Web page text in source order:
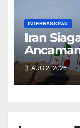
INTERNASIONAL
Iran
AUG 2, 2026